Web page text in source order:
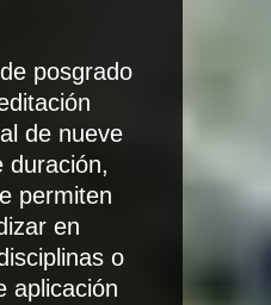
posgrado
de nueve
duración,
permiten
en
o
aplicación